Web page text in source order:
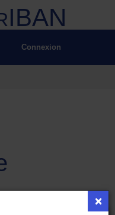
IBAN
Connexion
×